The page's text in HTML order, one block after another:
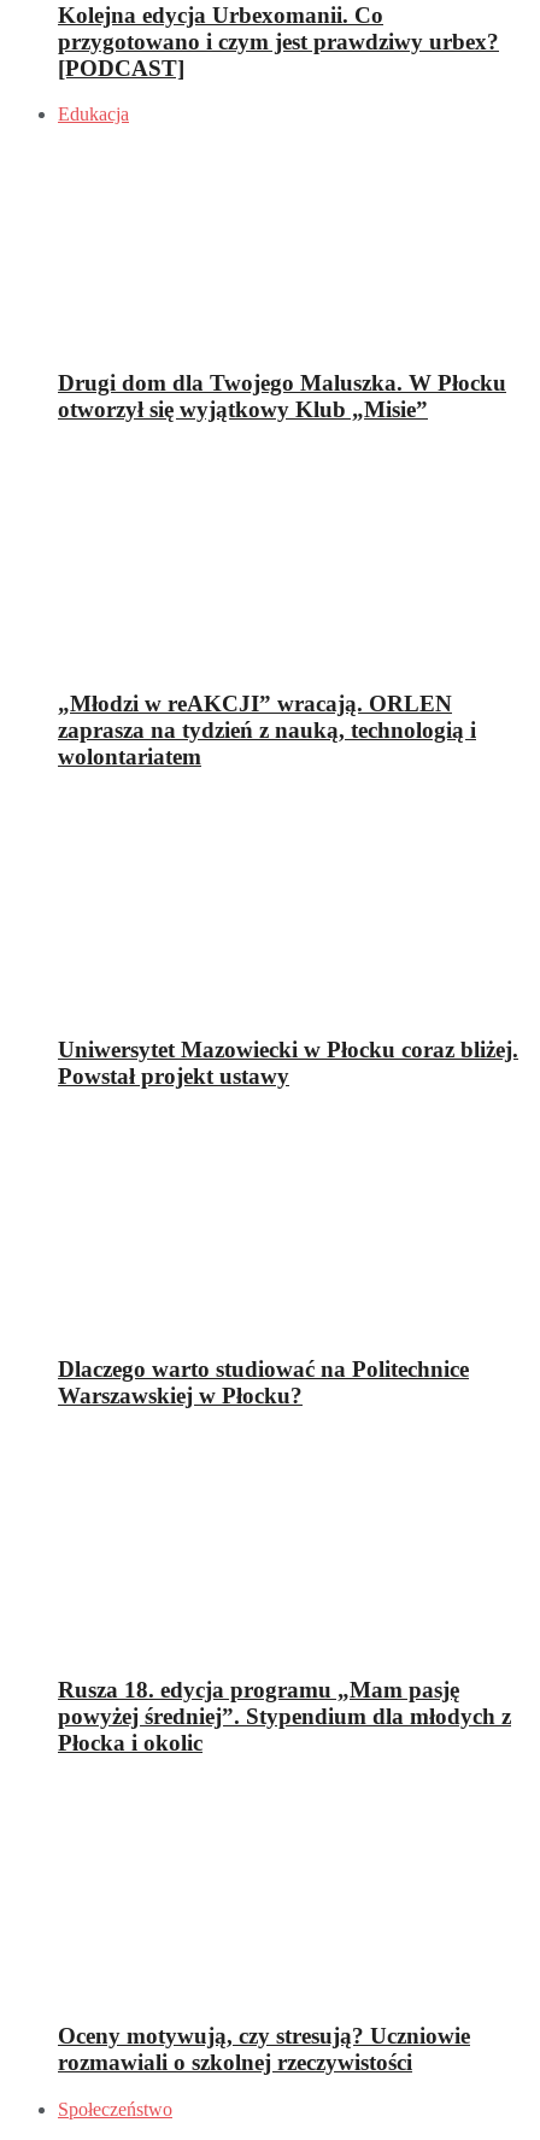
Kolejna edycja Urbexomanii. Co
przygotowano i czym jest prawdziwy urbex?
[PODCAST]
Edukacja
Drugi dom dla Twojego Maluszka. W Płocku
otworzył się wyjątkowy Klub „Misie”
„Młodzi w reAKCJI” wracają. ORLEN
zaprasza na tydzień z nauką, technologią i
wolontariatem
Uniwersytet Mazowiecki w Płocku coraz bliżej.
Powstał projekt ustawy
Dlaczego warto studiować na Politechnice
Warszawskiej w Płocku?
Rusza 18. edycja programu „Mam pasję
powyżej średniej”. Stypendium dla młodych z
Płocka i okolic
Oceny motywują, czy stresują? Uczniowie
rozmawiali o szkolnej rzeczywistości
Społeczeństwo